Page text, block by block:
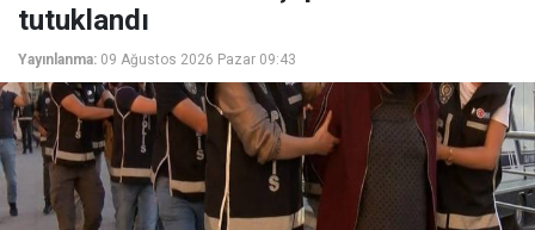
tutuklandı
Yayınlanma: 09 Ağustos 2026 Pazar 09:43